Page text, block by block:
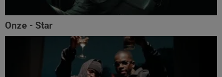
Onze - Star